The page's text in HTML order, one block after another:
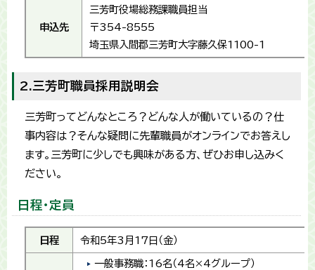
申込先
三芳町役場総務課職員担当
〒354-8555
埼玉県入間郡三芳町大字藤久保1100-1
2.三芳町職員採用説明会
三芳町ってどんなところ？どんな人が働いているの？仕
事内容は？そんな疑問に先輩職員がオンラインでお答えし
ます。三芳町に少しでも興味がある方、ぜひお申し込みく
ださい。
日程・定員
日程 令和5年3月17日（金）
一般事務職：16名（4名×4グループ）